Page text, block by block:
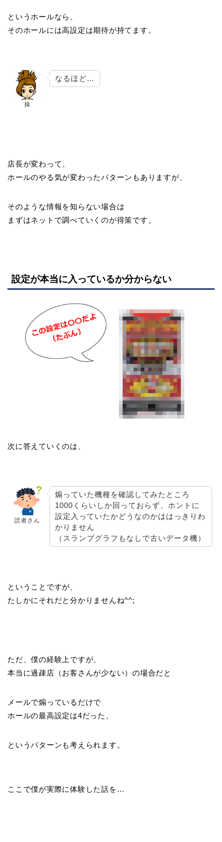
というホールなら、
そのホールには高設定は期待が持てます。
操
なるほど…
店長が変わって、
ホールのやる気が変わったパターンもありますが、
そのような情報を知らない場合は
まずはネットで調べていくのが得策です。
設定が本当に入っているか分からない
次に答えていくのは、
読者さん
煽っていた機種を確認してみたところ
1000くらいしか回っておらず、ホントに
設定入っていたかどうなのかははっきりわ
かりません
（スランプグラフもなしで古いデータ機）
ということですが、
たしかにそれだと分かりませんね^^;
ただ、僕の経験上ですが、
本当に過疎店（お客さんが少ない）の場合だと
メールで煽っているだけで
ホールの最高設定は4だった、
というパターンも考えられます。
ここで僕が実際に体験した話を…